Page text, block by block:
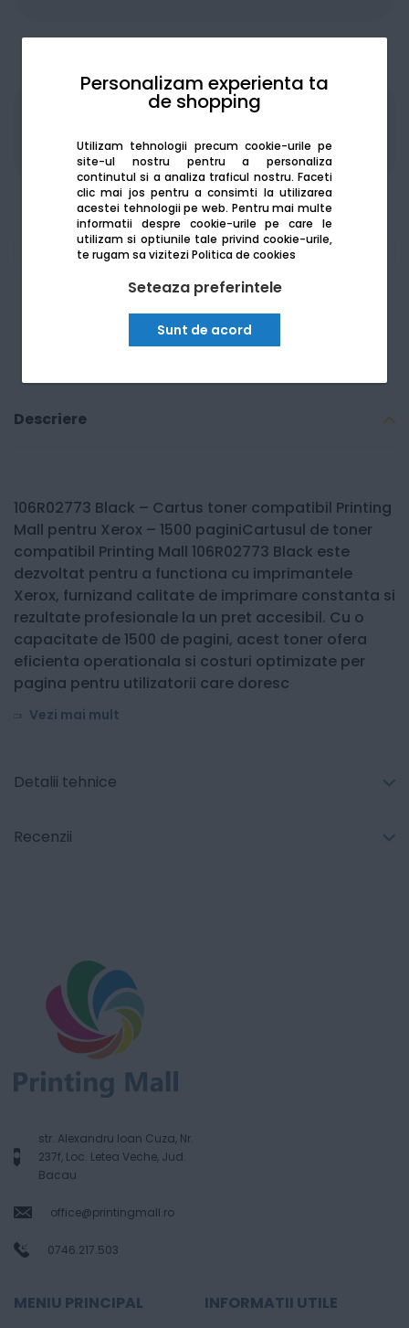
Personalizam experienta ta
de shopping
Utilizam tehnologii precum cookie-urile pe
site-ul nostru pentru a personaliza
continutul si a analiza traficul nostru. Faceti
clic mai jos pentru a consimti la utilizarea
acestei tehnologii pe web. Pentru mai multe
informatii despre cookie-urile pe care le
utilizam si optiunile tale privind cookie-urile,
te rugam sa viziteziPolitica de cookies
Seteaza preferintele
Sunt de acord
Produsele sunt disponibile pe platforma de
Am nevoie de ajutor
Descriere
106R02773 Black – Cartus toner compatibil Printing
Mall pentru Xerox – 1500 paginiCartusul de toner
compatibil Printing Mall 106R02773 Black este
dezvoltat pentru a functiona cu imprimantele
Xerox, furnizand calitate de imprimare constanta si
rezultate profesionale la un pret accesibil. Cu o
capacitate de 1500 de pagini, acest toner ofera
eficienta operationala si costuri optimizate per
pagina pentru utilizatorii care doresc
Vezi mai mult
Detalii tehnice
Recenzii
str. Alexandru Ioan Cuza, Nr.
237f, Loc. Letea Veche, Jud.
Bacau
office@printingmall.ro
0746.217.503
MENIU PRINCIPAL INFORMATII UTILE